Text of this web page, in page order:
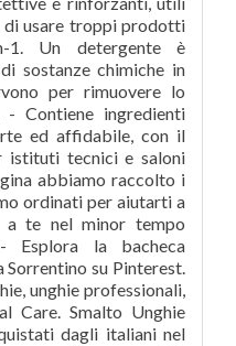
di usare troppi prodotti
1. Un detergente è
sostanze chimiche in
per rimuovere lo
Contiene ingredienti
ed affidabile, con il
istituti tecnici e saloni
abbiamo raccolto i
ordinati per aiutarti a
te nel minor tempo
Esplora la bacheca
su Pinterest.
unghie professionali,
Care. Smalto Unghie
dagli italiani nel